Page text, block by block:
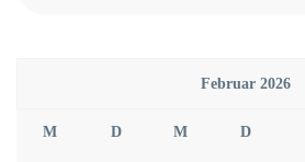
Februar 2026
M D M D